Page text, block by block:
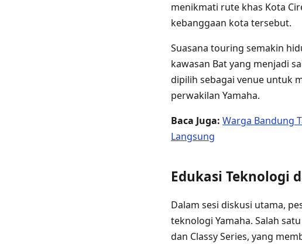
menikmati rute khas Kota
kebanggaan kota tersebut.
Suasana touring semakin
kawasan Bat yang menjadi
dipilih sebagai venue untuk
perwakilan Yamaha.
Baca Juga: Warga Bandung
Langsung
Edukasi Teknologi
Dalam sesi diskusi utama,
teknologi Yamaha. Salah
dan Classy Series, yang